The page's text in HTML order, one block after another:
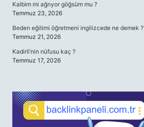
Kalbim mi ağrıyor göğsüm mu ?
Temmuz 23, 2026
Beden eğitimi öğretmeni ingilizcede ne demek ?
Temmuz 21, 2026
Kadirli’nin nüfusu kaç ?
Temmuz 17, 2026